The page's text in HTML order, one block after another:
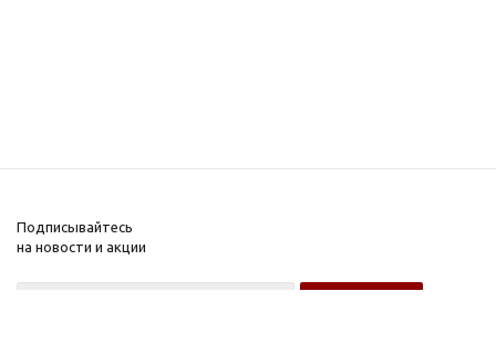
Подписывайтесь
на новости и акции